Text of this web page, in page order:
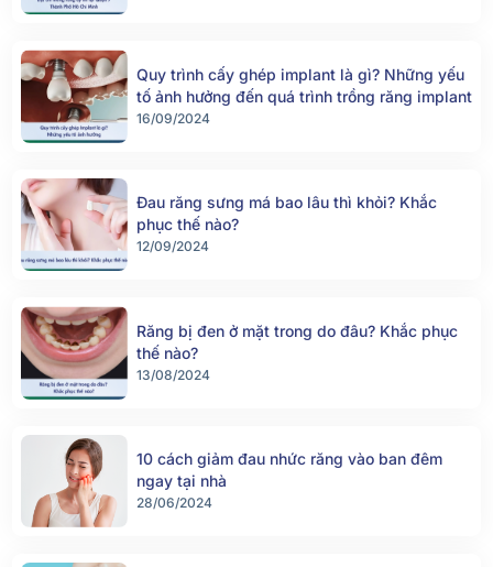
Quy trình cấy ghép implant là gì? Những yếu
tố ảnh hưởng đến quá trình trồng răng implant
16/09/2024
Đau răng sưng má bao lâu thì khỏi? Khắc
phục thế nào?
12/09/2024
Răng bị đen ở mặt trong do đâu? Khắc phục
thế nào?
13/08/2024
10 cách giảm đau nhức răng vào ban đêm
ngay tại nhà
28/06/2024